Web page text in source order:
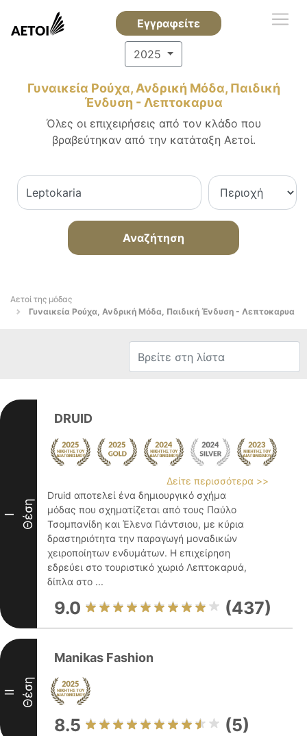
Εγγραφείτε
2025
Γυναικεία Ρούχα, Ανδρική Μόδα, Παιδική
Ένδυση - Λεπτοκαρυα
Όλες οι επιχειρήσεις από τον κλάδο που
βραβεύτηκαν από την κατάταξη Αετοί.
Αναζήτηση
Αετοί της μόδας
Γυναικεία Ρούχα, Ανδρική Μόδα, Παιδική Ένδυση - Λεπτοκαρυα
I Θέση
DRUID
Δείτε περισσότερα >>
Druid αποτελεί ένα δημιουργικό σχήμα
μόδας που σχηματίζεται από τους Παύλο
Τσομπανίδη και Έλενα Γιάντσιου, με κύρια
δραστηριότητα την παραγωγή μοναδικών
χειροποίητων ενδυμάτων. Η επιχείρηση
εδρεύει στο τουριστικό χωριό Λεπτοκαρυά,
δίπλα στο ...
9.0 (437)
II Θέση
Manikas Fashion
8.5 (5)